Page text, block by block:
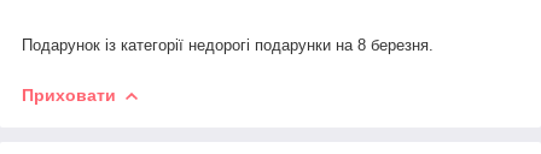
Подарунок із категорії недорогі подарунки на 8 березня.
Приховати